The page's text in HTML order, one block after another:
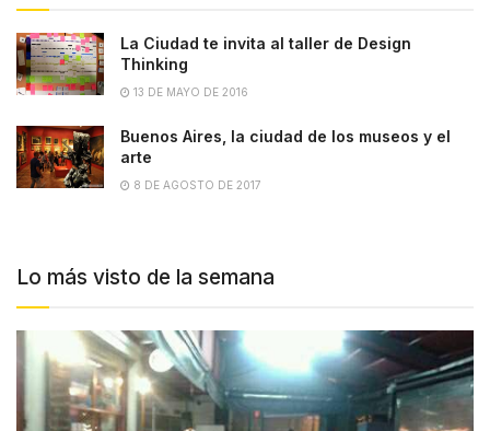
La Ciudad te invita al taller de Design
Thinking
13 DE MAYO DE 2016
Buenos Aires, la ciudad de los museos y el
arte
8 DE AGOSTO DE 2017
Lo más visto de la semana